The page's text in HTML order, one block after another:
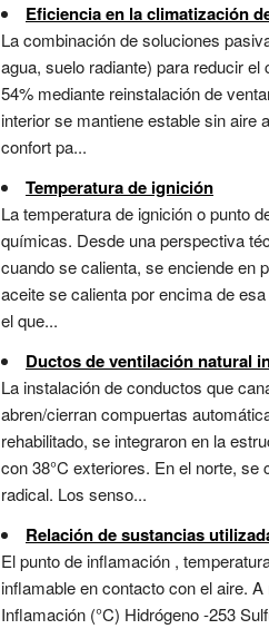
Eficiencia en la climatización
La combinación de soluciones
agua, suelo radiante) para reducir
54% mediante reinstalación de
interior se mantiene estable sin aire
confort pa...
Temperatura de ignición
La temperatura de ignición o punto
químicas. Desde una perspectiva
cuando se calienta, se enciende en
aceite se calienta por encima de
el que...
Ductos de ventilación natural
La instalación de conductos que
abren/cierran compuertas
rehabilitado, se integraron en la
con 38°C exteriores. En el norte,
radical. Los senso...
Relación de sustancias
El punto de inflamación ,
inflamable en contacto con el aire.
Inflamación (°C) Hidrógeno -253